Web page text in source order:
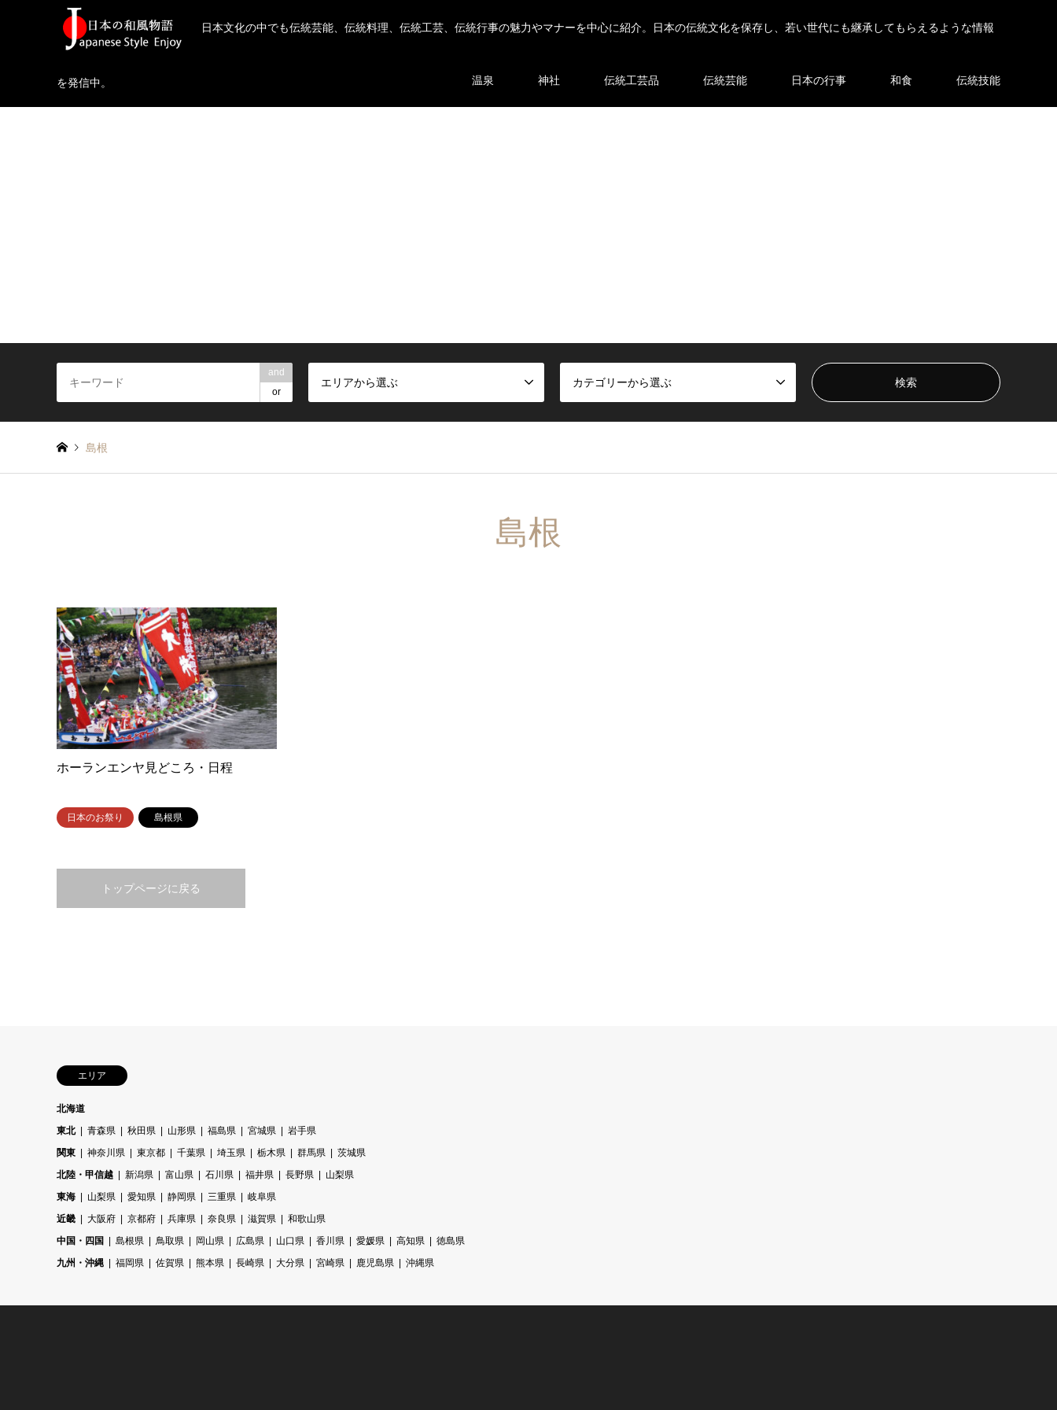
日本文化の中でも伝統芸能、伝統料理、伝統工芸、伝統行事の魅力やマナーを中心に紹介。日本の伝統文化を保存し、若い世代にも継承してもらえるような情報
を発信中。 温泉 神社 伝統工芸品 伝統芸能 日本の行事 和食 伝統技能
and
or
エリアから選ぶ カテゴリーから選ぶ
島根
島根
ホーランエンヤ見どころ・日程
日本のお祭り 島根県
トップページに戻る
エリア
北海道
東北
青森県 秋田県 山形県 福島県 宮城県
岩手県
関東
神奈川県 東京都 千葉県 埼玉県 栃木県 群馬県
茨城県
北陸・甲信越
新潟県 富山県 石川県 福井県 長野県
山梨県
東海
山梨県 愛知県 静岡県 三重県
岐阜県
近畿
大阪府 京都府 兵庫県 奈良県 滋賀県
和歌山県
中国・四国
島根県 鳥取県 岡山県 広島県 山口県 香川県 愛媛県 高知県
徳島県
九州・沖縄
福岡県 佐賀県 熊本県 長崎県 大分県 宮崎県 鹿児島県 沖縄県